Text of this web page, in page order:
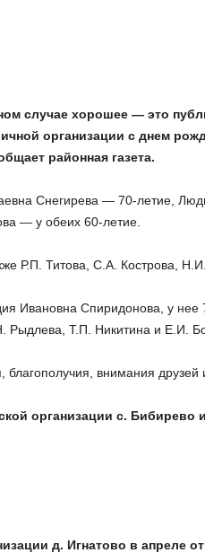
случае хорошее — это
организации с днем
районная газета.
Снегирева — 70-летие,
— у обеих 60-летие.
Р.П. Титова, С.А. Кострова, Н.И.
Ивановна Спиридонова, у нее
Рыдлева, Т.П. Никитина и Е.И.
благополучия, внимания друзей
организации с. Бибирево
д. Игнатово в апреле